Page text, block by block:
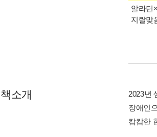
알라딘
지랄맞
책소개
2023년
장애인
캄캄한